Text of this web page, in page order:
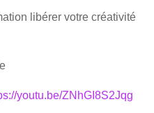
libérer votre créativité
youtu.be/ZNhGI8S2Jqg